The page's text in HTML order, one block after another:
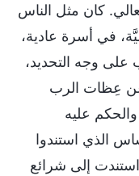
كان مثل الناس
في أسرة عادية،
وجه التحديد،
عن عِظات الرب
عليه
الذي استندوا
استندت إلى شرائع